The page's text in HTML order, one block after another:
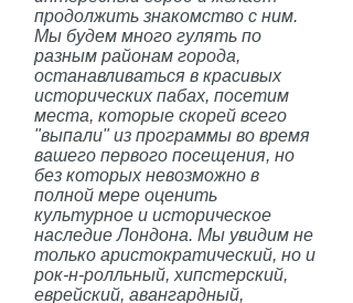
продолжить знакомство с ним.
Мы будем много гулять по
разным районам города,
останавливаться в красивых
исторических пабах, посетим
места, которые скорей всего
"выпали" из программы во время
вашего первого посещения, но
без которых невозможно в
полной мере оценить
культурное и историческое
наследие Лондона. Мы увидим не
только аристократический, но и
рoк-н-poлльный, хипстерский,
еврейский, авангардный,